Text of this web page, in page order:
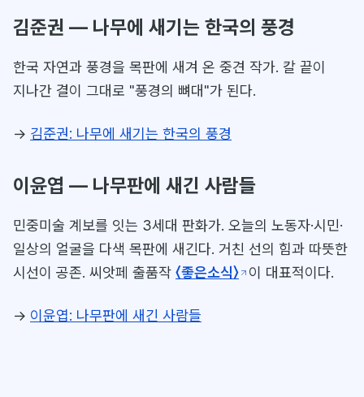
김준권 — 나무에 새기는 한국의 풍경
한국 자연과 풍경을 목판에 새겨 온 중견 작가. 칼 끝이
지나간 결이 그대로 "풍경의 뼈대"가 된다.
→ 김준권: 나무에 새기는 한국의 풍경
이윤엽 — 나무판에 새긴 사람들
민중미술 계보를 잇는 3세대 판화가. 오늘의 노동자·시민·
일상의 얼굴을 다색 목판에 새긴다. 거친 선의 힘과 따뜻한
시선이 공존. 씨앗페 출품작 〈좋은소식〉 이 대표적이다.
→ 이윤엽: 나무판에 새긴 사람들